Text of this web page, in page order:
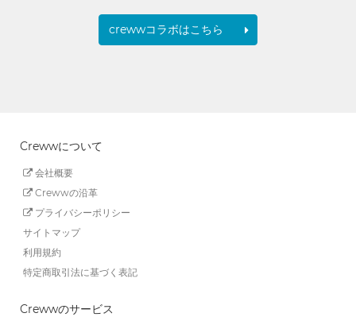
crewwコラボはこちら
Crewwについて
会社概要
Crewwの沿革
プライバシーポリシー
サイトマップ
利用規約
特定商取引法に基づく表記
Crewwのサービス